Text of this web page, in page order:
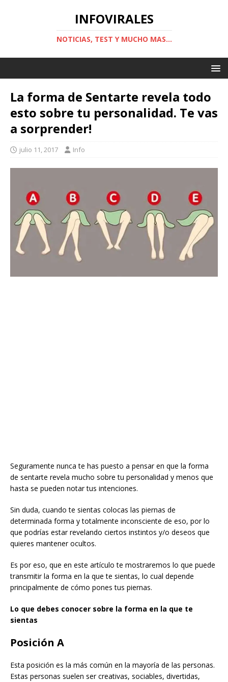
INFOVIRALES
NOTICIAS, TEST Y MUCHO MAS...
La forma de Sentarte revela todo
esto sobre tu personalidad. Te vas
a sorprender!
julio 11, 2017 Info
Seguramente nunca te has puesto a pensar en que la forma
de sentarte revela mucho sobre tu personalidad y menos que
hasta se pueden notar tus intenciones.
Sin duda, cuando te sientas colocas las piernas de
determinada forma y totalmente inconsciente de eso, por lo
que podrías estar revelando ciertos instintos y/o deseos que
quieres mantener ocultos.
Es por eso, que en este artículo te mostraremos lo que puede
transmitir la forma en la que te sientas, lo cual depende
principalmente de cómo pones tus piernas.
Lo que debes conocer sobre la forma en la que te
sientas
Posición A
Esta posición es la más común en la mayoría de las personas.
Estas personas suelen ser creativas, sociables, divertidas,